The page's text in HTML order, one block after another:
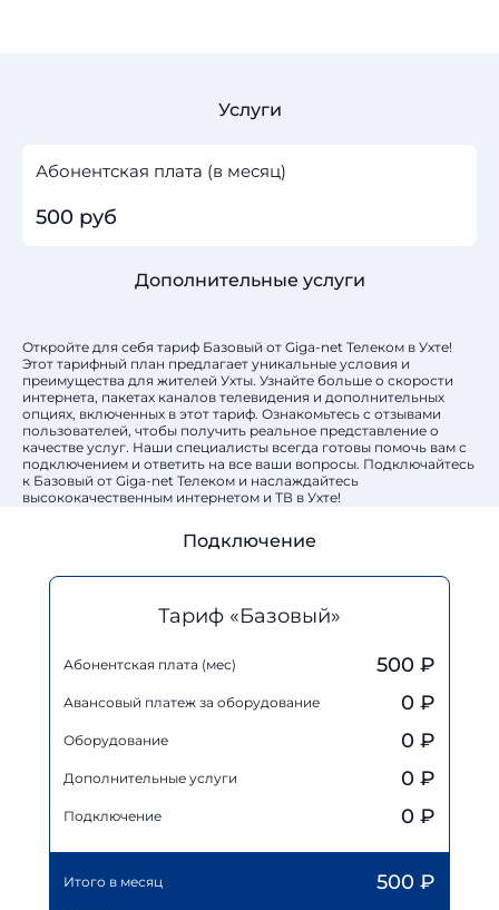
Услуги
Абонентская плата (в месяц)
500 руб
Дополнительные услуги
Откройте для себя тариф Базовый от Giga-net Телеком в Ухте!
Этот тарифный план предлагает уникальные условия и
преимущества для жителей Ухты. Узнайте больше о скорости
интернета, пакетах каналов телевидения и дополнительных
опциях, включенных в этот тариф. Ознакомьтесь с отзывами
пользователей, чтобы получить реальное представление о
качестве услуг. Наши специалисты всегда готовы помочь вам с
подключением и ответить на все ваши вопросы. Подключайтесь
к Базовый от Giga-net Телеком и наслаждайтесь
высококачественным интернетом и ТВ в Ухте!
Подключение
Тариф «Базовый»
Абонентская плата (мес) 500 ₽
Авансовый платеж за оборудование 0 ₽
Оборудование 0 ₽
Дополнительные услуги 0 ₽
Подключение 0 ₽
Итого в месяц 500 ₽